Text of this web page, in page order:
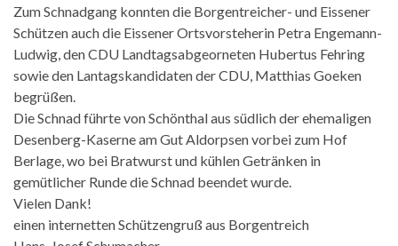
Zum Schnadgang konnten die Borgentreicher- und Eissener
Schützen auch die Eissener Ortsvorsteherin Petra Engemann-
Ludwig, den CDU Landtagsabgeorneten Hubertus Fehring
sowie den Lantagskandidaten der CDU, Matthias Goeken
begrüßen.
Die Schnad führte von Schönthal aus südlich der ehemaligen
Desenberg-Kaserne am Gut Aldorpsen vorbei zum Hof
Berlage, wo bei Bratwurst und kühlen Getränken in
gemütlicher Runde die Schnad beendet wurde.
Vielen Dank!
einen internetten Schützengruß aus Borgentreich